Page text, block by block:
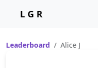
L G R
Leaderboard Alice J